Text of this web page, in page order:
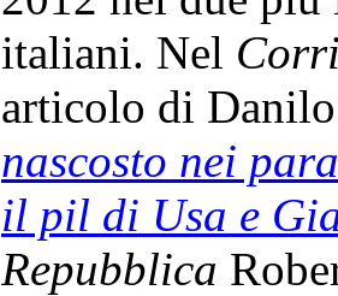
italiani. Nel
articolo di
nascosto nei
il pil di Usa e
Repubblica